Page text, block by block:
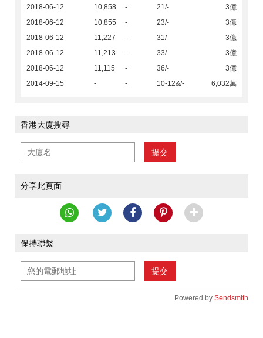
2018-06-12
10,858 - 21/-
3億
2018-06-12
10,855 - 23/-
3億
2018-06-12
11,227 - 31/-
3億
2018-06-12
11,213 - 33/-
3億
2018-06-12
11,115 - 36/-
3億
2014-09-15
- - 10-12&/- 6,032萬
香港大廈搜尋
提交
分享此頁面
保持聯繫
提交
Powered by Sendsmith